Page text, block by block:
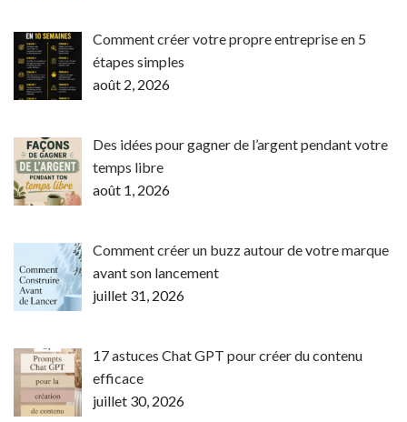
Comment créer votre propre entreprise en 5
étapes simples
août 2, 2026
Des idées pour gagner de l’argent pendant votre
temps libre
août 1, 2026
Comment créer un buzz autour de votre marque
avant son lancement
juillet 31, 2026
17 astuces Chat GPT pour créer du contenu
efficace
juillet 30, 2026